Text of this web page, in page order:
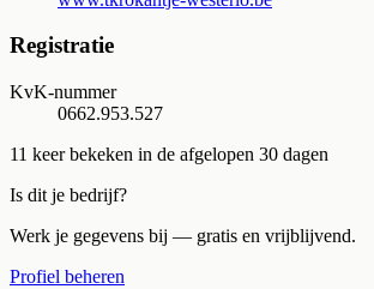
Registratie
KvK-nummer
0662.953.527
11 keer bekeken in de afgelopen 30 dagen
Is dit je bedrijf?
Werk je gegevens bij — gratis en vrijblijvend.
Profiel beheren